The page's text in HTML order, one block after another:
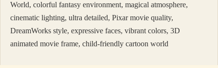
World, colorful fantasy environment, magical atmosphere,
cinematic lighting, ultra detailed, Pixar movie quality,
DreamWorks style, expressive faces, vibrant colors, 3D
animated movie frame, child-friendly cartoon world